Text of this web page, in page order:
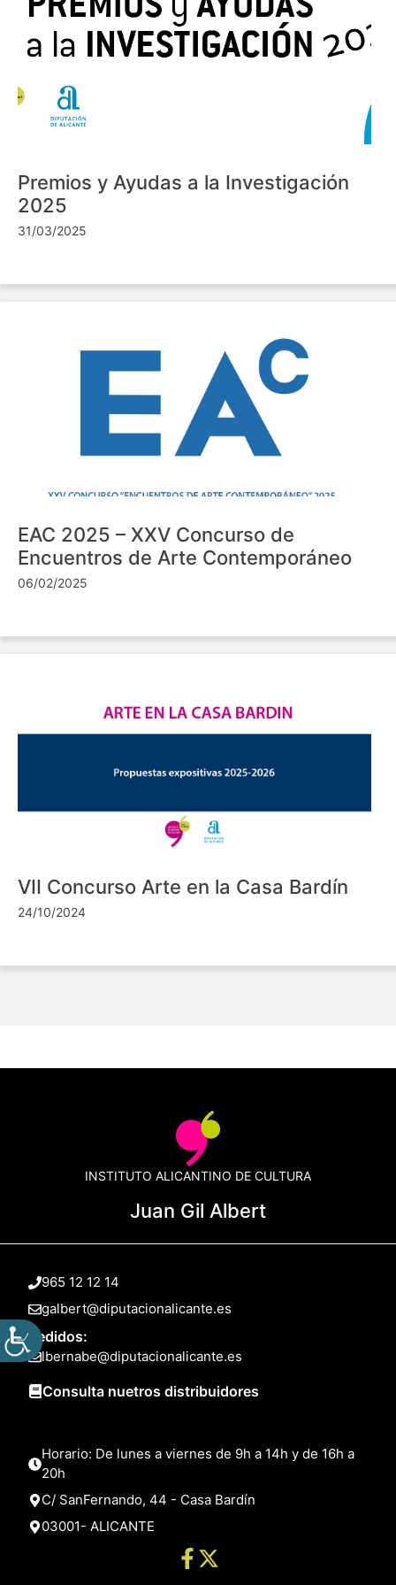
Premios y Ayudas a la Investigación
2025
31/03/2025
EAC 2025 – XXV Concurso de
Encuentros de Arte Contemporáneo
06/02/2025
VII Concurso Arte en la Casa Bardín
24/10/2024
INSTITUTO ALICANTINO DE CULTURA
Juan Gil Albert
965 12 12 14
galbert@diputacionalicante.es
Pedidos:
lbernabe@diputacionalicante.es
Consulta nuetros distribuidores
Horario: De lunes a viernes de 9h a 14h y de 16h a
20h
C/ SanFernando, 44 - Casa Bardín
03001- ALICANTE